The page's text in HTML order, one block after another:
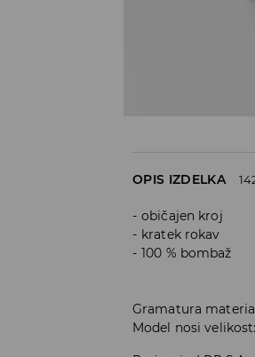
OPIS IZDELKA
običajen kroj
kratek rokav
100 % bombaž
Gramatura
Model nosi